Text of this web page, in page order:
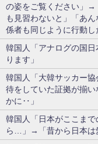
の姿をご覧ください」→
も見習わないと」「あ
係者も同じように行動し
韓国人「アナログの国
ります」
韓国人「大韓サッカー
待をしていた証拠が揃
かに‥」
韓国人「日本がここま
ら…」→「昔から日本は